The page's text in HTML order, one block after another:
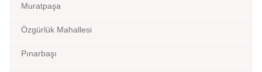
Muratpaşa
Özgürlük Mahallesi
Pınarbaşı